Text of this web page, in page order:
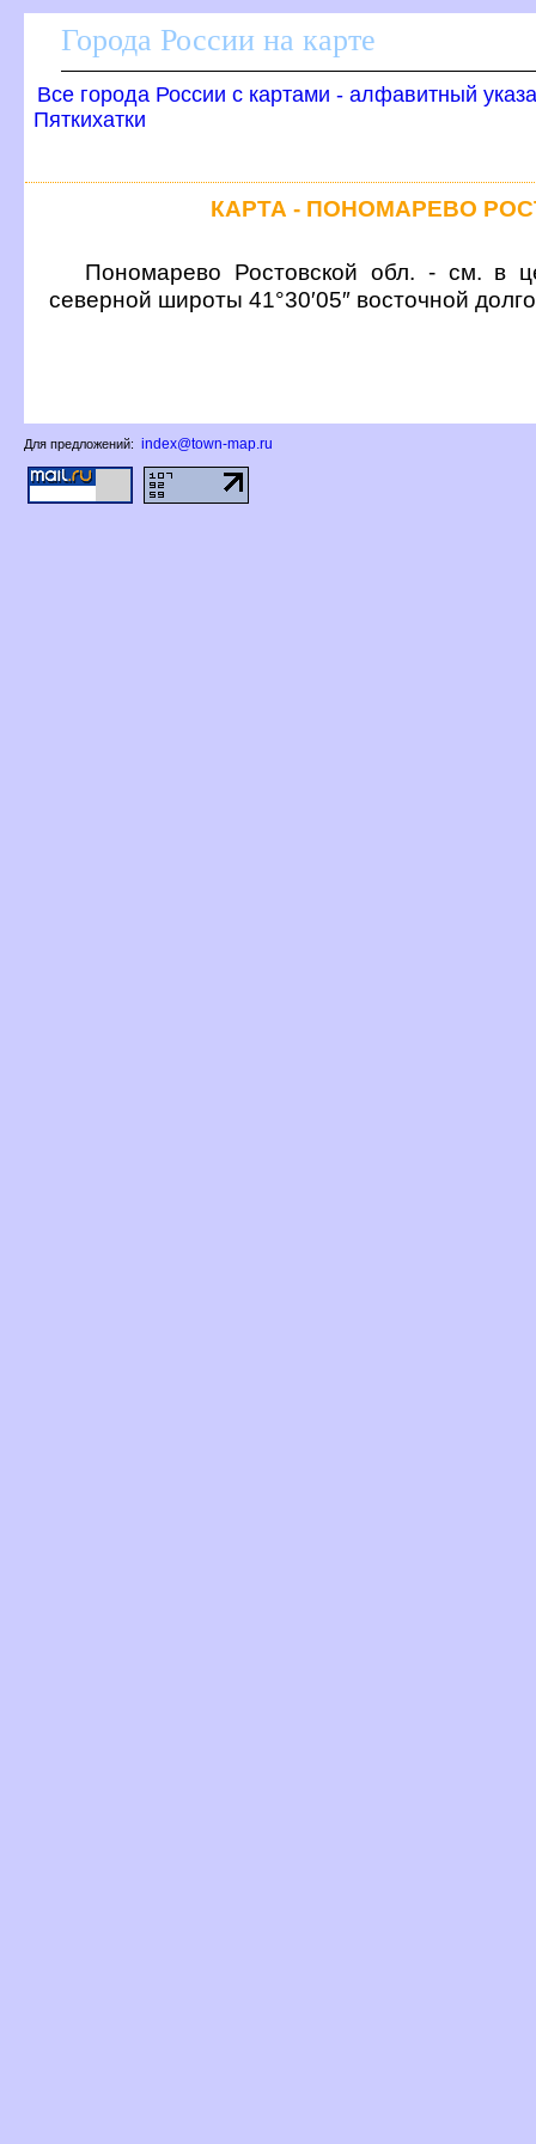
Города России на карте
се города России с картами - алфавитный
Пяткихатки
КАРТА - ПОНОМАРЕВО
Пономарево Ростовской обл. - см. в
северной широты 41°30′05″ восточной
Для предложений: index@town-map.ru